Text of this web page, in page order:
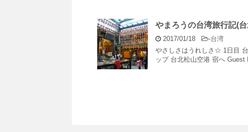
やまろうの台湾旅行記(
2017/01/18 -台湾
やさしさはうれしさ☆ 1日目
ップ 台北松山空港 宿へ Guest